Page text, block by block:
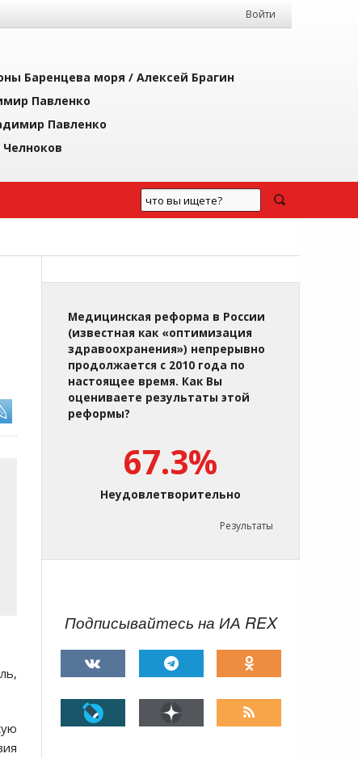
Войти
Баренцева моря / Алексей Брагин
Павленко
Павленко
Медицинская реформа в России
(известная как «оптимизация
здравоохранения») непрерывно
продолжается с 2010 года по
настоящее время. Как Вы
оцениваете результаты этой
реформы?
67.3%
Неудовлетворительно
Результаты
Подписывайтесь на ИА REX